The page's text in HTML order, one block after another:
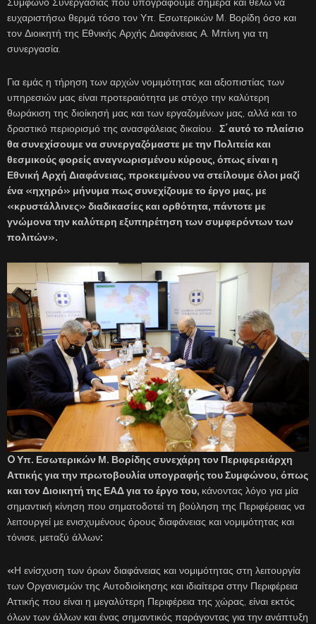
Σύμφωνο Συνεργασίας που υπογράφουμε σήμερα και θέλω να
ευχαριστήσω θερμά τόσο τον Υπ. Εσωτερικών Μ. Βορίδη όσο και
τον Διοικητή της Εθνικής Αρχής Διαφάνειας Α. Μπίνη για τη
συνεργασία.
Για εμάς η τήρηση των αρχών νομιμότητας και αξιοπιστίας των
υπηρεσιών μας είναι προτεραιότητα με στόχο την καλύτερη
θωράκιση της διοίκησή μας και των εργαζομένων μας, αλλά και το
δραστικό περιορισμό της ανασφάλειας δικαίου. Σ΄αυτό το πλαίσιο
θα συνεχίσουμε να συνεργαζόμαστε με την Πολιτεία και
θεσμικούς φορείς αναγνωρισμένου κύρους, όπως είναι η
Εθνική Αρχή Διαφάνειας, προκειμένου να στείλουμε όλοι μαζί
ένα «ηχηρό» μήνυμα πως συνεχίζουμε το έργο μας, με
«κρυστάλλινες» διαδικασίες και ορθότητα, πάντοτε με
γνώμονα την καλύτερη εξυπηρέτηση των συμφερόντων των
πολιτών».
OΥπ. Εσωτερικών Μ. Βορίδης συνεχάρη τον Περιφερειάρχη
Αττικής για την πρωτοβουλία υπογραφής του Συμφώνου, όπως
και τον Διοικητή της ΕΑΔ για το έργο του, κάνοντας λόγο για μία
σημαντική κίνηση που σηματοδοτεί τη βούληση της Περιφέρειας να
λειτουργεί με ενισχυμένους όρους διαφάνειας και νομιμότητας και
τόνισε, μεταξύ άλλων:
«Η ενίσχυση των όρων διαφάνειας και νομιμότητας στη λειτουργία
των Οργανισμών της Αυτοδιοίκησης και ιδιαίτερα στην Περιφέρεια
Αττικής που είναι η μεγαλύτερη Περιφέρεια της χώρας, είναι εκτός
όλων των άλλων και ένας σημαντικός παράγοντας για την ανάπτυξη